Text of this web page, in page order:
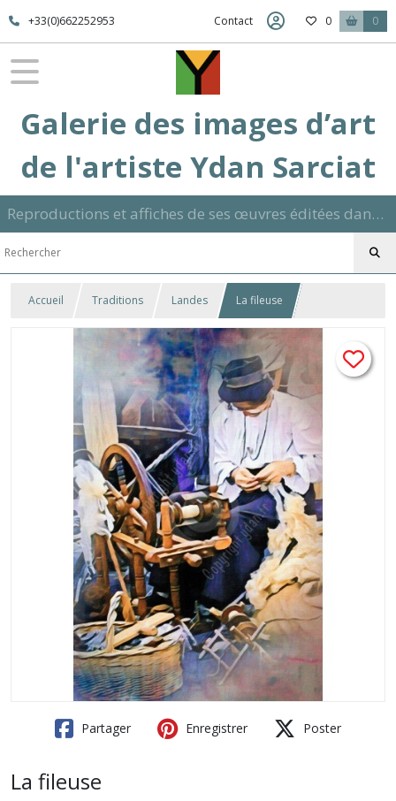
+33(0)662252953 Contact 0 0
Galerie des images d’art
de l'artiste Ydan Sarciat
Reproductions et affiches de ses œuvres éditées dans son atelier sur papier ou toile dans différents formats et signées manuscrite
Accueil Traditions Landes La fileuse
Partager Enregistrer Poster
La fileuse